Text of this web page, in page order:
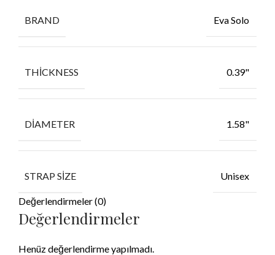
BRAND Eva Solo
THICKNESS 0.39"
DIAMETER 1.58"
STRAP SIZE Unisex
Değerlendirmeler (0)
Değerlendirmeler
Henüz değerlendirme yapılmadı.